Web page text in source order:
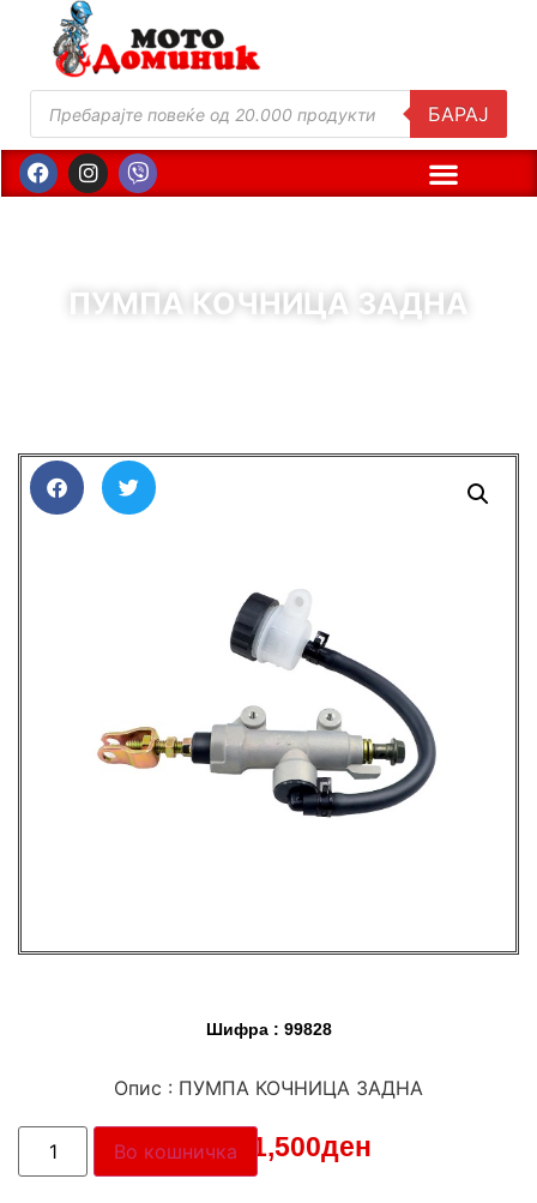
БАРАЈ
ПУМПА КОЧНИЦА ЗАДНА
Шифра : 99828
Опис : ПУМПА КОЧНИЦА ЗАДНА
Цена: 1,500ден
Во кошничка